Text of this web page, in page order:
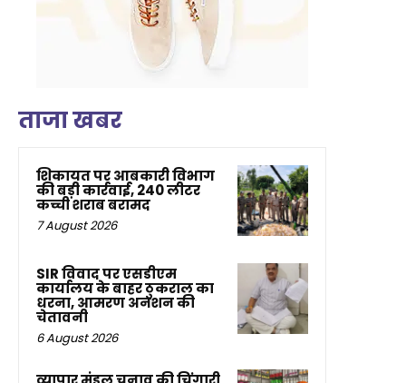
ताजा खबर
शिकायत पर आबकारी विभाग
की बड़ी कार्रवाई, 240 लीटर
कच्ची शराब बरामद
7 August 2026
SIR विवाद पर एसडीएम
कार्यालय के बाहर ठुकराल का
धरना, आमरण अनशन की
चेतावनी
6 August 2026